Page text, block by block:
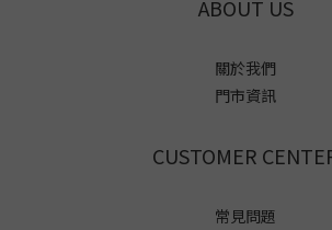
ABOUT US
關於我們
門市資訊
CUSTOMER
常見問題